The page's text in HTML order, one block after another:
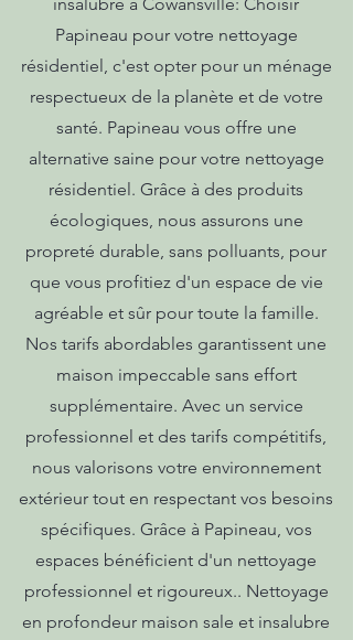
Papineau pour votre nettoyage
résidentiel, c'est opter pour un ménage
respectueux de la planète et de votre
santé. Papineau vous offre une
alternative saine pour votre nettoyage
résidentiel. Grâce à des produits
écologiques, nous assurons une
propreté durable, sans polluants, pour
que vous profitiez d'un espace de vie
agréable et sûr pour toute la famille.
Nos tarifs abordables garantissent une
maison impeccable sans effort
supplémentaire. Avec un service
professionnel et des tarifs compétitifs,
nous valorisons votre environnement
extérieur tout en respectant vos besoins
spécifiques. Grâce à Papineau, vos
espaces bénéficient d'un nettoyage
professionnel et rigoureux.. Nettoyage
en profondeur maison sale et insalubre